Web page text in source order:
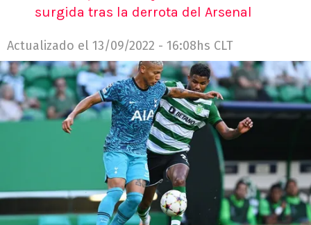
surgida tras la derrota del Arsenal
Actualizado el 13/09/2022 - 16:08hs CLT